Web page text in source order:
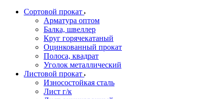
Сортовой прокат
Арматура оптом
Балка, швеллер
Круг горячекатаный
Оцинкованный прокат
Полоса, квадрат
Уголок металлический
Листовой прокат
Износостойкая сталь
Лист г/к